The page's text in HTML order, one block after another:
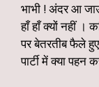
भाभी ! अंदर आ
हाँ हाँ क्यों नहीं
पर बेतरतीब फैले
पार्टी में क्या पहन